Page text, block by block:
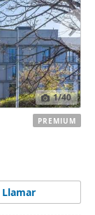
1/40
Llamar
PREMIUM